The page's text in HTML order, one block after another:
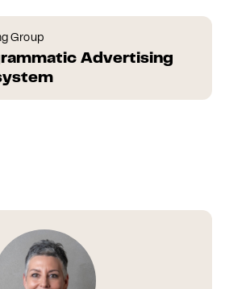
Group
Advertising